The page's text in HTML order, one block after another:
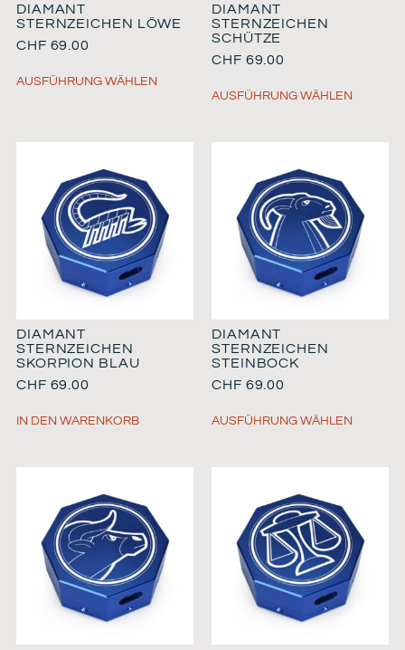
DIAMANT
STERNZEICHEN LÖWE
CHF 69.00
AUSFÜHRUNG WÄHLEN
DIAMANT
STERNZEICHEN
SCHÜTZE
CHF 69.00
AUSFÜHRUNG WÄHLEN
DIAMANT
STERNZEICHEN
SKORPION BLAU
CHF 69.00
IN DEN WARENKORB
DIAMANT
STERNZEICHEN
STEINBOCK
CHF 69.00
AUSFÜHRUNG WÄHLEN